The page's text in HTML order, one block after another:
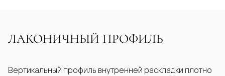
ЛАКОНИЧНЫЙ ПРОФИЛЬ
Вертикальный профиль внутренней раскладки плотно